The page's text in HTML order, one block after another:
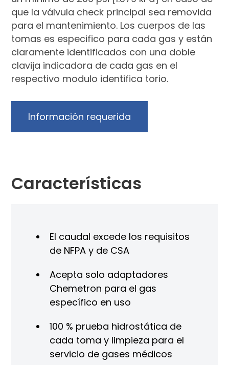
que la válvula check principal sea removida
para el mantenimiento. Los cuerpos de las
tomas es especifico para cada gas y están
claramente identificados con una doble
clavija indicadora de cada gas en el
respectivo modulo identifica torio.
Información requerida
Características
El caudal excede los requisitos
de NFPA y de CSA
Acepta solo adaptadores
Chemetron para el gas
específico en uso
100 % prueba hidrostática de
cada toma y limpieza para el
servicio de gases médicos